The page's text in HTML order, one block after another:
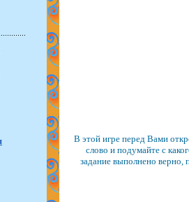
В этой игре перед Вами
слово и подумайте с
задание выполнено верно,